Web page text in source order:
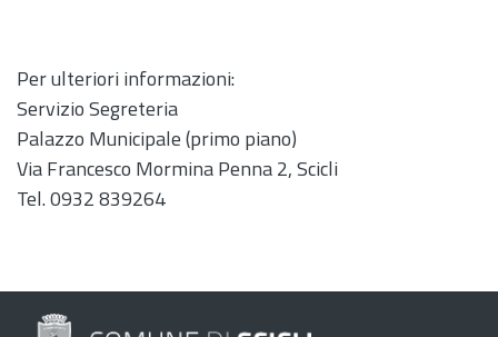
Per ulteriori informazioni:
Servizio Segreteria
Palazzo Municipale (primo piano)
Via Francesco Mormina Penna 2, Scicli
Tel. 0932 839264